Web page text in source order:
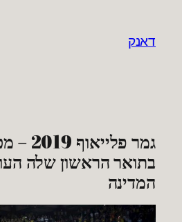
דאנק
גמר
בתואר הראשון שלה
המדינה